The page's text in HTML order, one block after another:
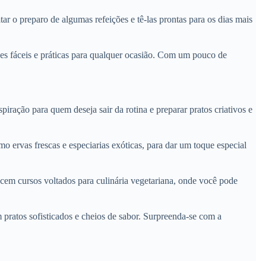
o preparo de algumas refeições e tê-las prontas para os dias mais
fáceis e práticas para qualquer ocasião. Com um pouco de
para quem deseja sair da rotina e preparar pratos criativos e
ervas frescas e especiarias exóticas, para dar um toque especial
cursos voltados para culinária vegetariana, onde você pode
sofisticados e cheios de sabor. Surpreenda-se com a